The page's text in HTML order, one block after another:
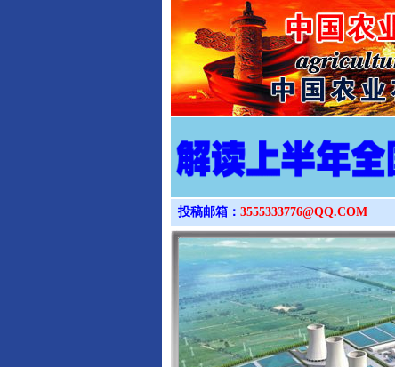
投稿邮箱： 3555333776@QQ.COM